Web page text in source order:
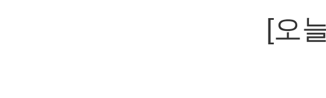
[오